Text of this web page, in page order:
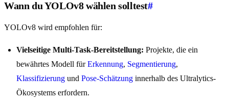
Wann du YOLOv8 wählen solltest#
YOLOv8 wird empfohlen für:
Vielseitige Multi-Task-Bereitstellung: Projekte, die ein
bewährtes Modell fürErkennung, Segmentierung,
Klassifizierung und Pose-Schätzung innerhalb des Ultralytics-
Ökosystems erfordern.